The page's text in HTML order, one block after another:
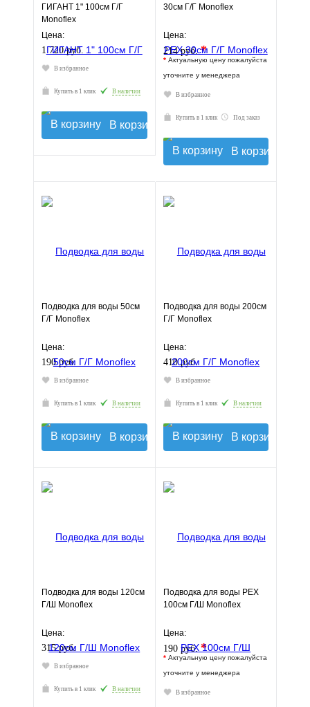
ГИГАНТ 1" 100см Г/Г
Monoflex
Цена:
1 720 руб.
В избранное
Купить в 1 клик В наличии
В корзину
30см Г/Г Monoflex
Цена:
214 руб.*
* Актуальную цену пожалуйста
уточните у менеджера
В избранное
Купить в 1 клик Под заказ
В корзину
Подводка для воды 50см
Г/Г Monoflex
Цена:
190 руб.
В избранное
Купить в 1 клик В наличии
В корзину
Подводка для воды 200см
Г/Г Monoflex
Цена:
410 руб.
В избранное
Купить в 1 клик В наличии
В корзину
Подводка для воды 120см
Г/Ш Monoflex
Цена:
315 руб.
В избранное
Купить в 1 клик В наличии
Подводка для воды РЕХ
100см Г/Ш Monoflex
Цена:
190 руб. *
* Актуальную цену пожалуйста
уточните у менеджера
В избранное